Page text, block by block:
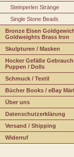
Steinperlen Stränge
Single Stone Beads
Bronze Eisen
Goldweights Brass Iron
Skulpturen / Masken
Hocker Gefäße
Puppen / Dolls
Schmuck / Textil
Bücher Books / eBay
Über uns
Datenschutzerklärung
Versand / Shipping
Widerruf